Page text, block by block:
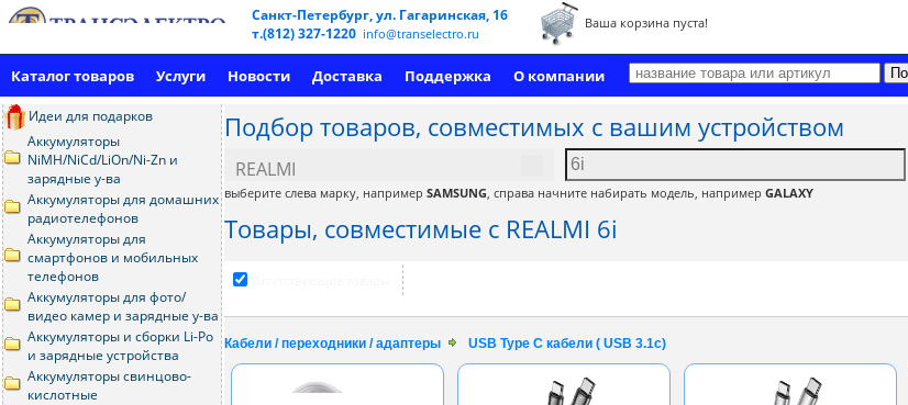
Санкт-Петербург, ул. Гагаринская, 16
т.(812) 327-1220 info@transelectro.ru
Ваша корзина пуста!
Каталог товаров Услуги Новости Доставка Поддержка О компании
Идеи для подарков
Аккумуляторы
NiMH/NiCd/LiOn/Ni-Zn и
зарядные у-ва
Аккумуляторы для домашних
радиотелефонов
Аккумуляторы для
смартфонов и мобильных
телефонов
Аккумуляторы для фото/
видео камер и зарядные у-ва
Аккумуляторы и сборки Li-Po
и зарядные устройства
Аккумуляторы свинцово-
кислотные
Подбор товаров, совместимых с вашим устройством
REALMI
выберите слева марку, например SAMSUNG, справа начните набирать модель, например GALAXY
Товары, совместимые с REALMI 6i
Кабели / переходники / адаптеры USB Type C кабели ( USB 3.1c)